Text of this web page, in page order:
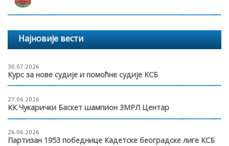
Најновије вести
30.07.2026
Курс за нове судије и помоћне судије КСБ
27.06.2026
КК Чукарички Баскет шампион 3МРЛ Центар
26.06.2026
Партизан 1953 победнице Кадетске београдске лиге КСБ